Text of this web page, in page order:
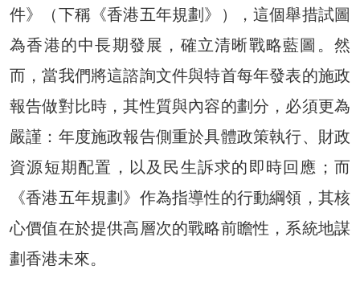
件》（下稱《香港五年規劃》），這個舉措試圖
為香港的中長期發展，確立清晰戰略藍圖。然
而，當我們將這諮詢文件與特首每年發表的施政
報告做對比時，其性質與內容的劃分，必須更為
嚴謹：年度施政報告側重於具體政策執行、財政
資源短期配置，以及民生訴求的即時回應；而
《香港五年規劃》作為指導性的行動綱領，其核
心價值在於提供高層次的戰略前瞻性，系統地謀
劃香港未來。